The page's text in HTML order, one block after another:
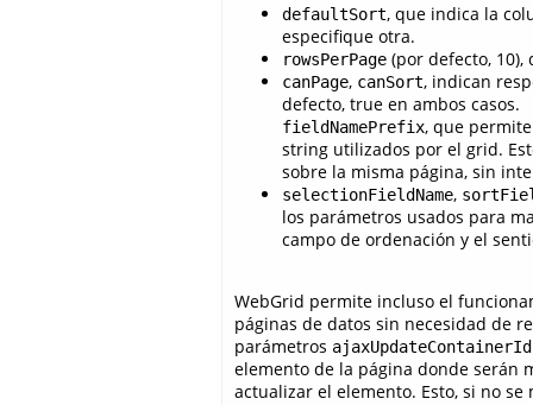
defaultSort, que indica la
especifique otra.
rowsPerPage (por defecto,
canPage, canSort, indican
defecto, true en ambos casos.
fieldNamePrefix, que
string utilizados por el grid.
sobre la misma página, sin
selectionFieldName,
los parámetros usados para
campo de ordenación y el
WebGrid permite incluso el
páginas de datos sin necesidad de
parámetros ajaxUpdateContainerId
elemento de la página donde serán
actualizar el elemento. Esto, si no